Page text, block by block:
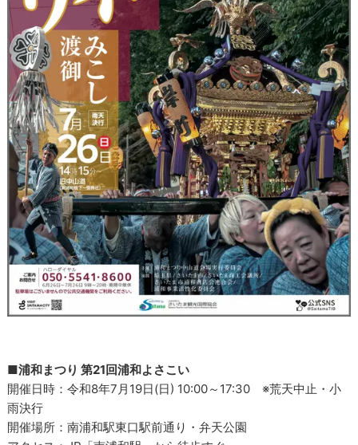
■浦和まつり 第21回浦和よさこい
開催日時：令和8年7月19日(日) 10:00～17:30 ※荒天中止・小
雨決行
開催場所：南浦和駅東口駅前通り・弁天公園